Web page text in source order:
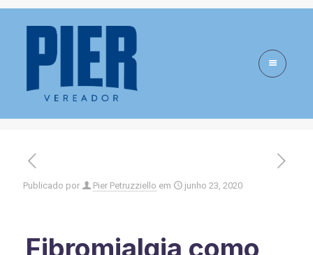
Fibromialgia como
deficiência em
Curitiba
Publicado por Pier Petruzziello em junho 23, 2020
Fibromialgia como